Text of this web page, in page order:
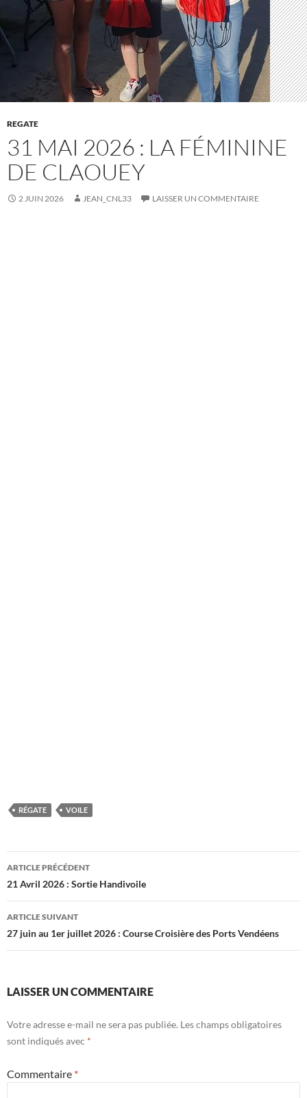
REGATE
31 MAI 2026 : LA FÉMININE
DE CLAOUEY
2 JUIN 2026 JEAN_CNL33 LAISSER UN COMMENTAIRE
RÉGATE VOILE
Navigation
des
articles
ARTICLE PRÉCÉDENT
21 Avril 2026 : Sortie Handivoile
ARTICLE SUIVANT
27 juin au 1er juillet 2026 : Course Croisière des Ports Vendéens
LAISSER UN COMMENTAIRE
Votre adresse e-mail ne sera pas publiée. Les champs obligatoires
sont indiqués avec *
Commentaire *